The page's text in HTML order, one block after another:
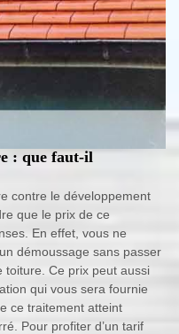
: que faut-il
contre le développement
que le prix de ce
En effet, vous ne
démoussage sans passer
toiture. Ce prix peut aussi
qui vous sera fournie
ce traitement atteint
Pour profiter d’un tarif